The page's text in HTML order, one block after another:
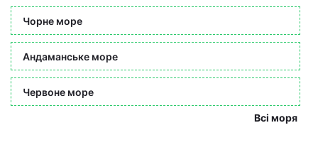
Чорне море
Андаманське море
Червоне море
Всі моря